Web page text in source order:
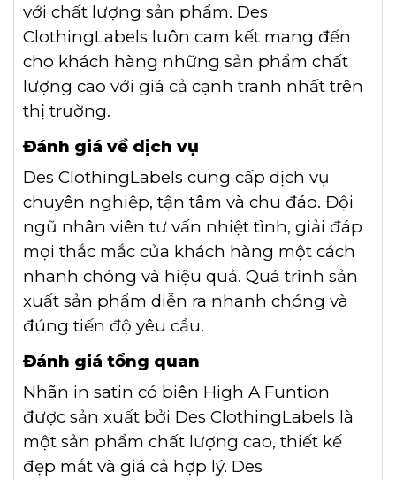
với chất lượng sản phẩm. Des
ClothingLabels luôn cam kết mang đến
cho khách hàng những sản phẩm chất
lượng cao với giá cả cạnh tranh nhất trên
thị trường.
Đánh giá về dịch vụ
Des ClothingLabels cung cấp dịch vụ
chuyên nghiệp, tận tâm và chu đáo. Đội
ngũ nhân viên tư vấn nhiệt tình, giải đáp
mọi thắc mắc của khách hàng một cách
nhanh chóng và hiệu quả. Quá trình sản
xuất sản phẩm diễn ra nhanh chóng và
đúng tiến độ yêu cầu.
Đánh giá tổng quan
Nhãn in satin có biên High A Funtion
được sản xuất bởi Des ClothingLabels là
một sản phẩm chất lượng cao, thiết kế
đẹp mắt và giá cả hợp lý. Des